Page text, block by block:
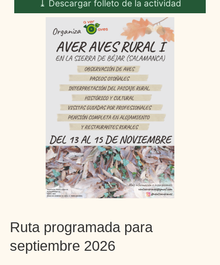
⤓ Descargar folleto de la actividad
Ruta programada para
septiembre 2026